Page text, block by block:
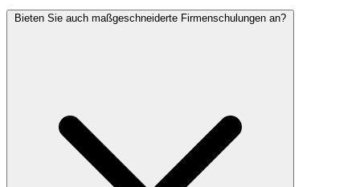
Bieten Sie auch maßgeschneiderte Firmenschulungen an?